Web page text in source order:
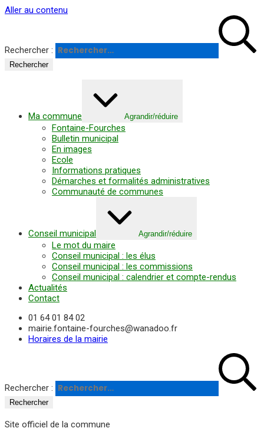
Panneau de gestion des cookies
Aller au contenu
Rechercher :
Ma commune Agrandir/réduire
Fontaine-Fourches
Bulletin municipal
En images
Ecole
Informations pratiques
Démarches et formalités administratives
Communauté de communes
Conseil municipal Agrandir/réduire
Le mot du maire
Conseil municipal : les élus
Conseil municipal : les commissions
Conseil municipal : calendrier et compte-rendus
Actualités
Contact
01 64 01 84 02
mairie.fontaine-fourches@wanadoo.fr
Horaires de la mairie
Rechercher :
Site officiel de la commune